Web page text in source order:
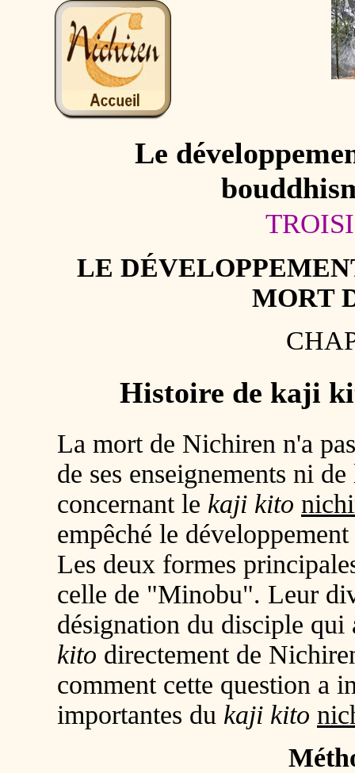
Le
LE
MORT
Histoire de kaji
La mort de Nichiren n'a
de ses enseignements ni
concernant le kaji kito
empêché le
Les deux formes
celle de "Minobu". Leur
désignation du disciple
kito directement de
comment cette question a
importantes du kaji kito